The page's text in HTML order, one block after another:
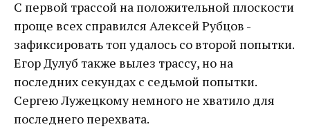
С первой трассой на положительной плоскости
проще всех справился Алексей Рубцов -
зафиксировать топ удалось со второй попытки.
Егор Дулуб также вылез трассу, но на
последних секундах с седьмой попытки.
Сергею Лужецкому немного не хватило для
последнего перехвата.